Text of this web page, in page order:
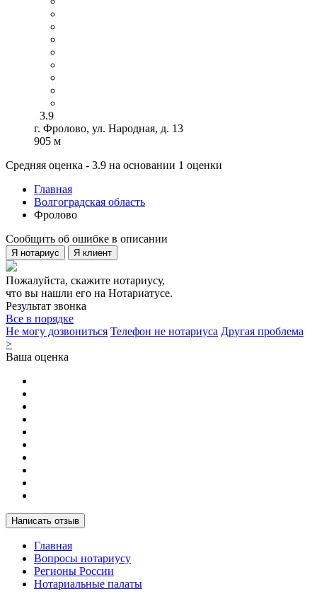
3.9
г. Фролово, ул. Народная, д. 13
905 м
Средняя оценка - 3.9 на основании 1 оценки
Главная
Волгоградская область
Фролово
Сообщить об ошибке в описании
Я нотариус Я клиент
Пожалуйста, скажите нотариусу,
что вы нашли его на Нотариатусе.
Результат звонка
Все в порядке
Не могу дозвониться Телефон не нотариуса Другая проблема
>
Ваша оценка
Написать отзыв
Главная
Вопросы нотариусу
Регионы России
Нотариальные палаты